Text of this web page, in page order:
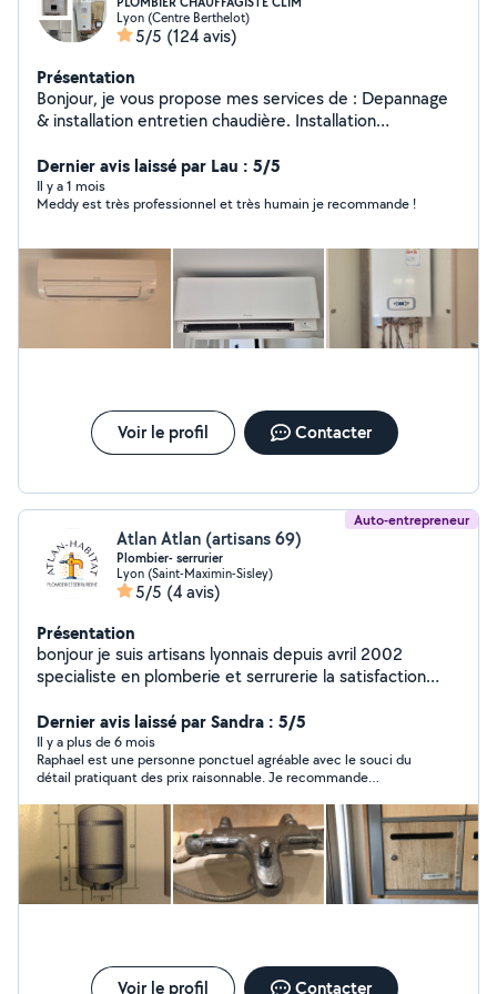
Lyon (Centre Berthelot)
5/5 (124 avis)
Présentation
Bonjour, je vous propose mes services de : Depannage
& installation entretien chaudière. Installation
&installation sanitaire chauffage. Desembouage
radiateur plancher chauffant. Installation et mise en
service CLIMATISATION Robineterie cumulus
gratuit. TEL :O7 83 05 40 37
Dernier avis laissé par Lau : 5/5
Il y a 1 mois
Meddy est très professionnel et très humain je recommande !
Voir le profil Contacter
Auto-entrepreneur
Atlan Atlan (artisans 69)
Plombier- serrurier
Lyon (Saint-Maximin-Sisley)
5/5 (4 avis)
Présentation
bonjour je suis artisans lyonnais depuis avril 2002
specialiste en plomberie et serrurerie la satisfaction
devis gratuit un depannage ou une installation !
cordialement !
Dernier avis laissé par Sandra : 5/5
Il y a plus de 6 mois
Raphael est une personne ponctuel agréable avec le souci du
détail pratiquant des prix raisonnable. Je recommande
Voir le profil Contacter